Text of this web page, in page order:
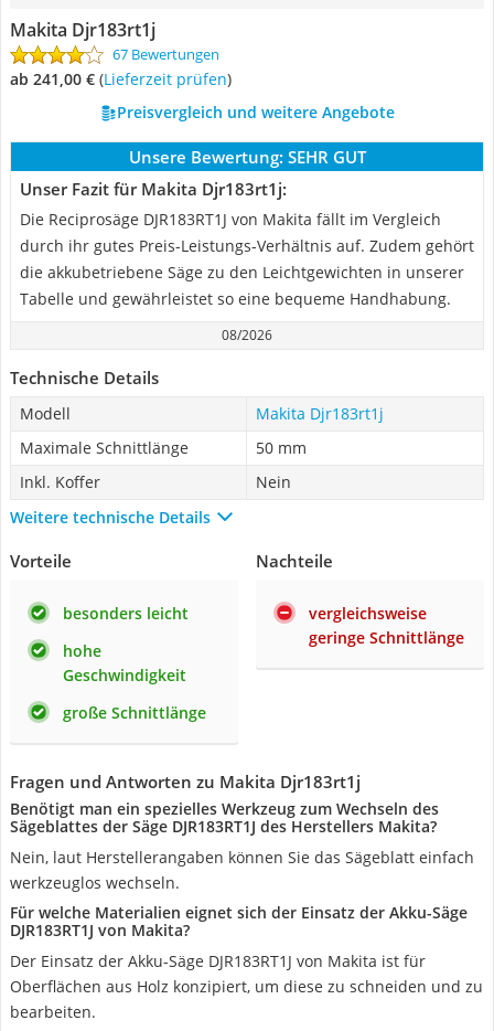
Makita Djr183rt1j
67 Bewertungen
ab 241,00 € (Lieferzeit prüfen)
Preisvergleich und weitere Angebote
Unsere Bewertung: SEHR GUT
Unser Fazit für Makita Djr183rt1j:
Die Reciprosäge DJR183RT1J von Makita fällt im Vergleich
durch ihr gutes Preis-Leistungs-Verhältnis auf. Zudem gehört
die akkubetriebene Säge zu den Leichtgewichten in unserer
Tabelle und gewährleistet so eine bequeme Handhabung.
08/2026
Technische Details
Modell
Makita Djr183rt1j
Maximale Schnittlänge
50 mm
Inkl. Koffer
Nein
Weitere technische Details
Vorteile
besonders leicht
hohe
Geschwindigkeit
große Schnittlänge
Nachteile
vergleichsweise
geringe Schnittlänge
Fragen und Antworten zu Makita Djr183rt1j
Benötigt man ein spezielles Werkzeug zum Wechseln des
Sägeblattes der Säge DJR183RT1J des Herstellers Makita?
Nein, laut Herstellerangaben können Sie das Sägeblatt einfach
werkzeuglos wechseln.
Für welche Materialien eignet sich der Einsatz der Akku-Säge
DJR183RT1J von Makita?
Der Einsatz der Akku-Säge DJR183RT1J von Makita ist für
Oberflächen aus Holz konzipiert, um diese zu schneiden und zu
bearbeiten.